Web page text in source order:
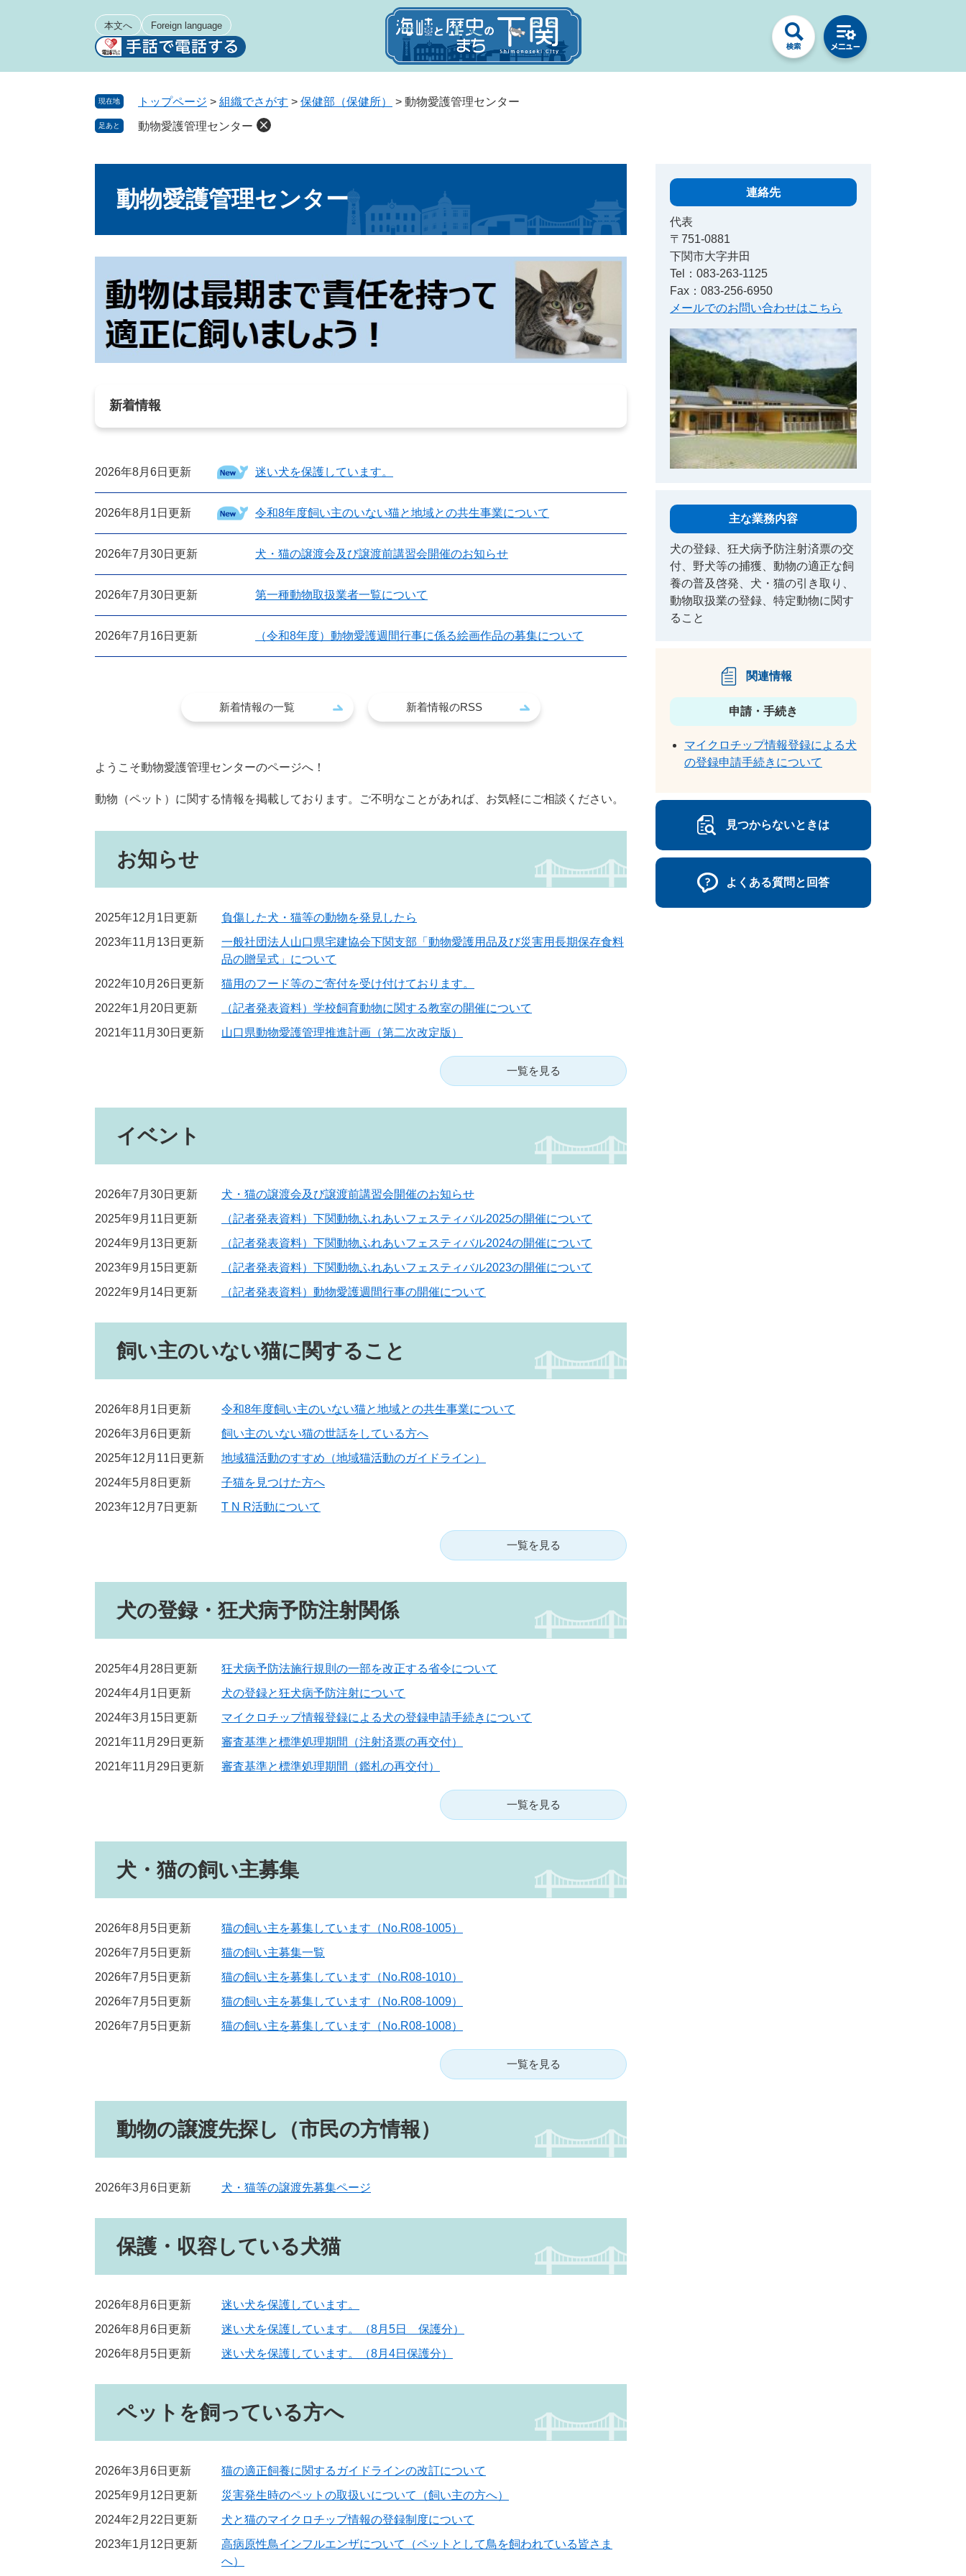
本文へ Foreign language
現在地 トップページ > 組織でさがす > 保健部（保健所） > 動物愛護管理センター
足あと 動物愛護管理センター
動物愛護管理センター
新着情報
2026年8月6日更新 迷い犬を保護しています。
2026年8月1日更新 令和8年度飼い主のいない猫と地域との共生事業について
2026年7月30日更新 犬・猫の譲渡会及び譲渡前講習会開催のお知らせ
2026年7月30日更新 第一種動物取扱業者一覧について
2026年7月16日更新 （令和8年度）動物愛護週間行事に係る絵画作品の募集について
新着情報の一覧 新着情報のRSS
ようこそ動物愛護管理センターのページへ！
動物（ペット）に関する情報を掲載しております。ご不明なことがあれば、お気軽にご相談ください。
お知らせ
2025年12月1日更新
負傷した犬・猫等の動物を発見したら
2023年11月13日更新
一般社団法人山口県宅建協会下関支部「動物愛護用品及び災害用長期保存食料
品の贈呈式」について
2022年10月26日更新
猫用のフード等のご寄付を受け付けております。
2022年1月20日更新
（記者発表資料）学校飼育動物に関する教室の開催について
2021年11月30日更新
山口県動物愛護管理推進計画（第二次改定版）
一覧を見る
イベント
2026年7月30日更新
犬・猫の譲渡会及び譲渡前講習会開催のお知らせ
2025年9月11日更新
（記者発表資料）下関動物ふれあいフェスティバル2025の開催について
2024年9月13日更新
（記者発表資料）下関動物ふれあいフェスティバル2024の開催について
2023年9月15日更新
（記者発表資料）下関動物ふれあいフェスティバル2023の開催について
2022年9月14日更新
（記者発表資料）動物愛護週間行事の開催について
飼い主のいない猫に関すること
2026年8月1日更新
令和8年度飼い主のいない猫と地域との共生事業について
2026年3月6日更新
飼い主のいない猫の世話をしている方へ
2025年12月11日更新
地域猫活動のすすめ（地域猫活動のガイドライン）
2024年5月8日更新
子猫を見つけた方へ
2023年12月7日更新
T N R活動について
一覧を見る
犬の登録・狂犬病予防注射関係
2025年4月28日更新
狂犬病予防法施行規則の一部を改正する省令について
2024年4月1日更新
犬の登録と狂犬病予防注射について
2024年3月15日更新
マイクロチップ情報登録による犬の登録申請手続きについて
2021年11月29日更新
審査基準と標準処理期間（注射済票の再交付）
2021年11月29日更新
審査基準と標準処理期間（鑑札の再交付）
一覧を見る
犬・猫の飼い主募集
2026年8月5日更新
猫の飼い主を募集しています（No.R08-1005）
2026年7月5日更新
猫の飼い主募集一覧
2026年7月5日更新
猫の飼い主を募集しています（No.R08-1010）
2026年7月5日更新
猫の飼い主を募集しています（No.R08-1009）
2026年7月5日更新
猫の飼い主を募集しています（No.R08-1008）
一覧を見る
動物の譲渡先探し（市民の方情報）
2026年3月6日更新 犬・猫等の譲渡先募集ページ
保護・収容している犬猫
2026年8月6日更新
迷い犬を保護しています。
2026年8月6日更新
迷い犬を保護しています。（8月5日 保護分）
2026年8月5日更新
迷い犬を保護しています。（8月4日保護分）
ペットを飼っている方へ
2026年3月6日更新
猫の適正飼養に関するガイドラインの改訂について
2025年9月12日更新
災害発生時のペットの取扱いについて（飼い主の方へ）
2024年2月22日更新
犬と猫のマイクロチップ情報の登録制度について
2023年1月12日更新
高病原性鳥インフルエンザについて（ペットとして鳥を飼われている皆さま
へ）
連絡先
代表
〒751-0881
下関市大字井田
Tel：083-263-1125
Fax：083-256-6950
メールでのお問い合わせはこちら
主な業務内容
犬の登録、狂犬病予防注射済票の交
付、野犬等の捕獲、動物の適正な飼
養の普及啓発、犬・猫の引き取り、
動物取扱業の登録、特定動物に関す
ること
関連情報
申請・手続き
マイクロチップ情報登録による犬
の登録申請手続きについて
見つからないときは
よくある質問と回答